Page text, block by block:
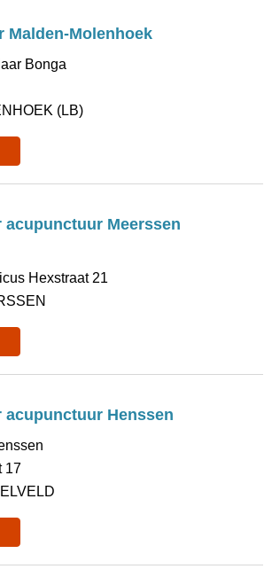
Malden-Molenhoek
Bonga
(LB)
acupunctuur Meerssen
Hexstraat 21
acupunctuur Henssen
17